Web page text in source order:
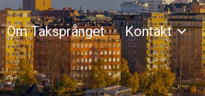
Om Taksprånget Kontakt